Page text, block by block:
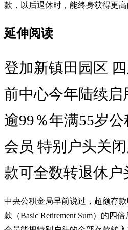
款，以后退休时，能终身获得更
延伸阅读
登加新镇田园区
前中心今年陆续启
逾99％年满55岁公
会员 特别户头关
款可全数转退休户
中央公积金局早前说过，超额存
款（Basic Retirement Sum）的四